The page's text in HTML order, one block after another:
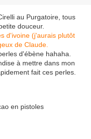
au Purgatoire, tous
douceur.
d'ivoine (j'aurais plutôt
de Claude.
d'ébène hahaha.
à mettre dans mon
fait ces perles.
en pistoles